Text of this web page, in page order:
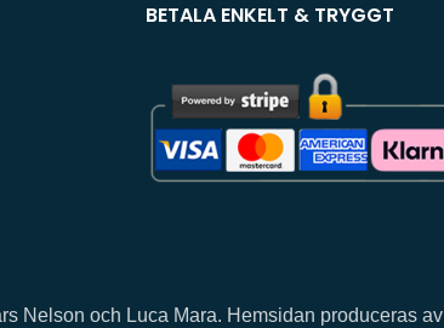
BETALA ENKELT & TRYGGT
Nelson och Luca Mara. Hemsidan produceras av